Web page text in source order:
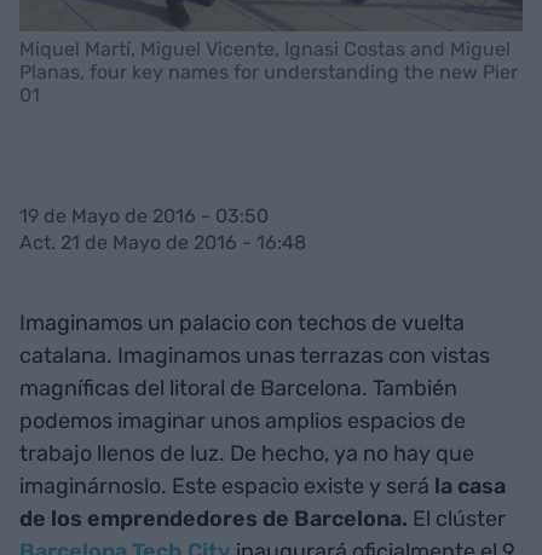
Miquel Martí, Miguel Vicente, Ignasi Costas and Miguel
Planas, four key names for understanding the new Pier
01
19 de Mayo de 2016 - 03:50
Act. 21 de Mayo de 2016 - 16:48
Imaginamos un palacio con techos de vuelta
catalana. Imaginamos unas terrazas con vistas
magníficas del litoral de Barcelona. También
podemos imaginar unos amplios espacios de
trabajo llenos de luz. De hecho, ya no hay que
imaginárnoslo. Este espacio existe y será la casa
de los emprendedores de Barcelona. El clúster